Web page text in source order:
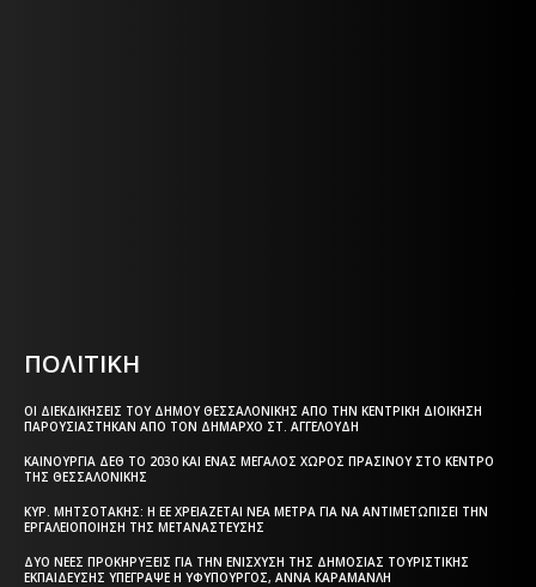
ΠΟΛΙΤΙΚΗ
ΟΙ ΔΙΕΚΔΙΚΉΣΕΙΣ ΤΟΥ ΔΉΜΟΥ ΘΕΣΣΑΛΟΝΊΚΗΣ ΑΠΌ ΤΗΝ ΚΕΝΤΡΙΚΉ ΔΙΟΊΚΗΣΗ
ΠΑΡΟΥΣΙΆΣΤΗΚΑΝ ΑΠΌ ΤΟΝ ΔΉΜΑΡΧΟ ΣΤ. ΑΓΓΕΛΟΎΔΗ
ΚΑΙΝΟΎΡΓΙΑ ΔΕΘ ΤΟ 2030 ΚΑΙ ΈΝΑΣ ΜΕΓΆΛΟΣ ΧΏΡΟΣ ΠΡΑΣΊΝΟΥ ΣΤΟ ΚΈΝΤΡΟ
ΤΗΣ ΘΕΣΣΑΛΟΝΊΚΗΣ
ΚΥΡ. ΜΗΤΣΟΤΆΚΗΣ: Η ΕΕ ΧΡΕΙΆΖΕΤΑΙ ΝΈΑ ΜΈΤΡΑ ΓΙΑ ΝΑ ΑΝΤΙΜΕΤΩΠΊΣΕΙ ΤΗΝ
ΕΡΓΑΛΕΙΟΠΟΊΗΣΗ ΤΗΣ ΜΕΤΑΝΆΣΤΕΥΣΗΣ
ΔΎΟ ΝΈΕΣ ΠΡΟΚΗΡΎΞΕΙΣ ΓΙΑ ΤΗΝ ΕΝΊΣΧΥΣΗ ΤΗΣ ΔΗΜΌΣΙΑΣ ΤΟΥΡΙΣΤΙΚΉΣ
ΕΚΠΑΊΔΕΥΣΗΣ ΥΠΈΓΡΑΨΕ Η ΥΦΥΠΟΥΡΓΌΣ, ΆΝΝΑ ΚΑΡΑΜΑΝΛΉ